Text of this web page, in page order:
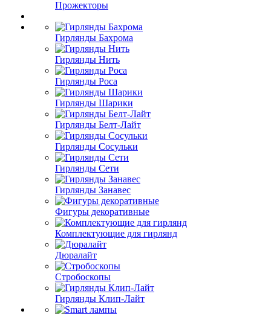
Прожекторы
Гирлянды Бахрома
Гирлянды Нить
Гирлянды Роса
Гирлянды Шарики
Гирлянды Белт-Лайт
Гирлянды Сосульки
Гирлянды Сети
Гирлянды Занавес
Фигуры декоративные
Комплектующие для гирлянд
Дюралайт
Стробоскопы
Гирлянды Клип-Лайт